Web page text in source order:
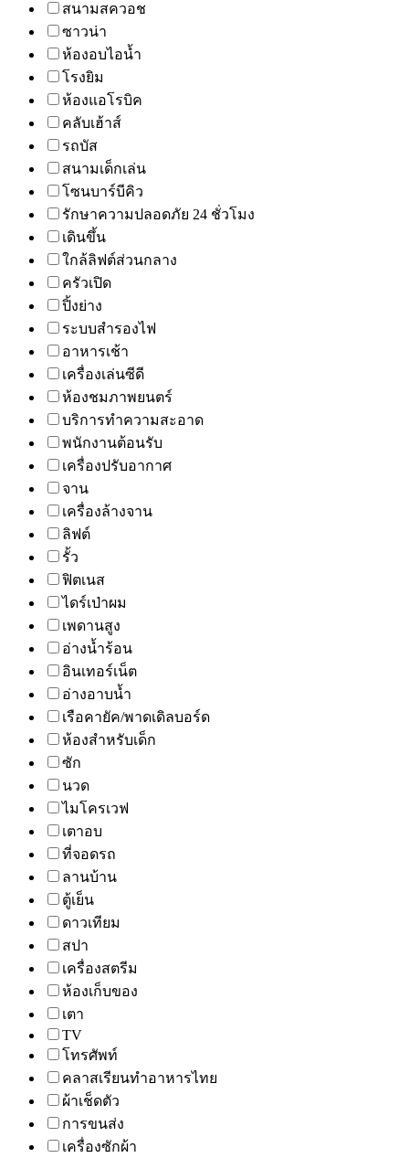
สนามสควอช
ซาวน่า
ห้องอบไอน้ำ
โรงยิม
ห้องแอโรบิค
คลับเฮ้าส์
รถบัส
สนามเด็กเล่น
โซนบาร์บีคิว
รักษาความปลอดภัย 24 ชั่วโมง
เดินขึ้น
ใกล้ลิฟต์ส่วนกลาง
ครัวเปิด
ปิ้งย่าง
ระบบสำรองไฟ
อาหารเช้า
เครื่องเล่นซีดี
ห้องชมภาพยนตร์
บริการทำความสะอาด
พนักงานต้อนรับ
เครื่องปรับอากาศ
จาน
เครื่องล้างจาน
ลิฟต์
รั้ว
ฟิตเนส
ไดร์เป่าผม
เพดานสูง
อ่างน้ำร้อน
อินเทอร์เน็ต
อ่างอาบน้ำ
เรือคายัค/พาดเดิลบอร์ด
ห้องสำหรับเด็ก
ซัก
นวด
ไมโครเวฟ
เตาอบ
ที่จอดรถ
ลานบ้าน
ตู้เย็น
ดาวเทียม
สปา
เครื่องสตรีม
ห้องเก็บของ
เตา
TV
โทรศัพท์
คลาสเรียนทำอาหารไทย
ผ้าเช็ดตัว
การขนส่ง
เครื่องซักผ้า